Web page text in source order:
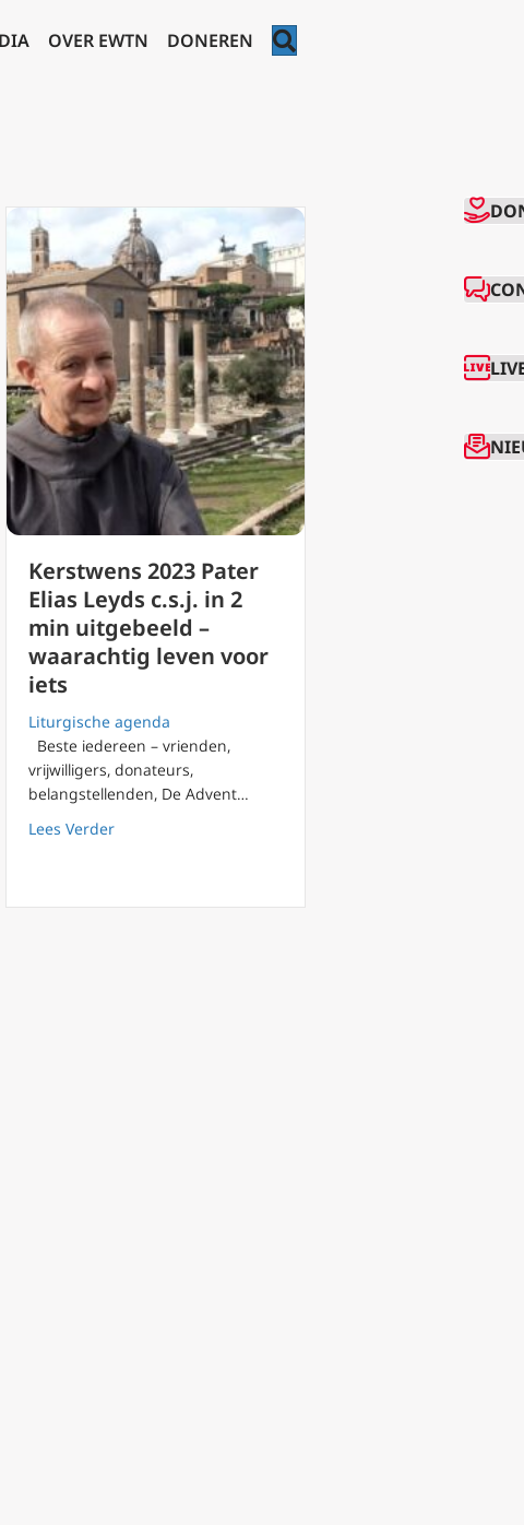
OVER EWTN DONEREN
en de voltooiing van alle dingen
Kerstwens 2023 Pater
Elias Leyds c.s.j. in 2
min uitgebeeld –
waarachtig leven voor
iets
Liturgische agenda
Beste iedereen – vrienden,
vrijwilligers, donateurs,
belangstellenden, De Advent…
Lees Verderabout Kerstwens 2023 Pater Elias Leyds c.s.j. in 2 min
een licht werpt op de realiteit